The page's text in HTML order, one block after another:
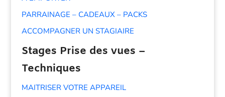
PARRAINAGE – CADEAUX – PACKS
ACCOMPAGNER UN STAGIAIRE
Stages Prise des vues –
Techniques
MAITRISER VOTRE APPAREIL